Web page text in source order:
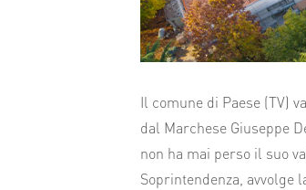
Il comune di Paese (TV)
dal Marchese Giuseppe
non ha mai perso il suo
Soprintendenza,